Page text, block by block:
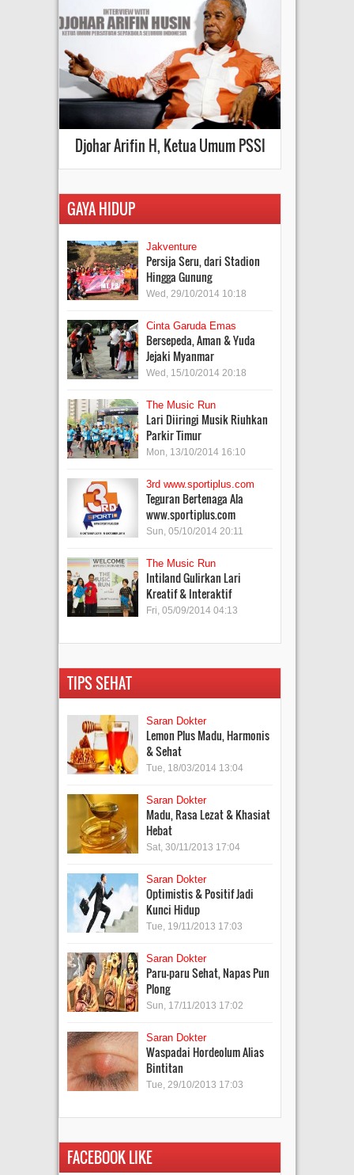
Djohar Arifin H, Ketua Umum PSSI
GAYA HIDUP
Jakventure
Persija Seru, dari Stadion
Hingga Gunung
Wed, 29/10/2014 10:18
Cinta Garuda Emas
Bersepeda, Aman & Yuda
Jejaki Myanmar
Wed, 15/10/2014 20:18
The Music Run
Lari Diiringi Musik Riuhkan
Parkir Timur
Mon, 13/10/2014 16:10
3rd www.sportiplus.com
Teguran Bertenaga Ala
www.sportiplus.com
Sun, 05/10/2014 20:11
The Music Run
Intiland Gulirkan Lari
Kreatif & Interaktif
Fri, 05/09/2014 04:13
TIPS SEHAT
Saran Dokter
Lemon Plus Madu, Harmonis
& Sehat
Tue, 18/03/2014 13:04
Saran Dokter
Madu, Rasa Lezat & Khasiat
Hebat
Sat, 30/11/2013 17:04
Saran Dokter
Optimistis & Positif Jadi
Kunci Hidup
Tue, 19/11/2013 17:03
Saran Dokter
Paru-paru Sehat, Napas Pun
Plong
Sun, 17/11/2013 17:02
Saran Dokter
Waspadai Hordeolum Alias
Bintitan
Tue, 29/10/2013 17:03
FACEBOOK LIKE